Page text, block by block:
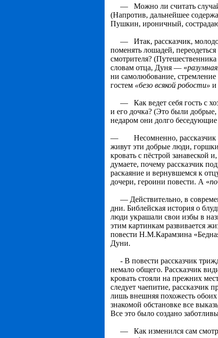
— Можно ли считать
(Напротив, дальнейшее
Пушкин, ироничный,
— Итак, рассказчик,
поменять лошадей,
смотрителя?
словам отца, Дуня — «
ни самолюбование,
гостем «безо всякой робости» и
— Как ведет себя гость с
и его дочка? (Это были
недаром они долго
— Несомненно, рассказчик -
живут эти добрые люди,
кровать с пёстрой
думаете, почему рассказчик
раскаяние и вернувшемся к
дочери, героини повести. А «
— Действительно, в
дни. Библейская ис­тория о
люди украшали свои избы в
этим картинкам развивается
повести Н.М.Карамзина
Дуни.
- В повести рассказчик
немало общего. Рассказчик
кровать стояли на прежних
следует чаепитие, рассказчик
лишь внешняя похожесть
знакомой обста­новке все
Все это было создано
— Как изменился сам